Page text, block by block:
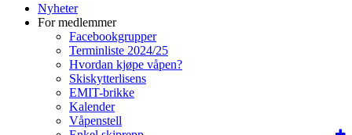
Nyheter
For medlemmer
Facebookgrupper
Terminliste 2024/25
Hvordan kjøpe våpen?
Skiskytterlisens
EMIT-brikke
Kalender
Våpenstell